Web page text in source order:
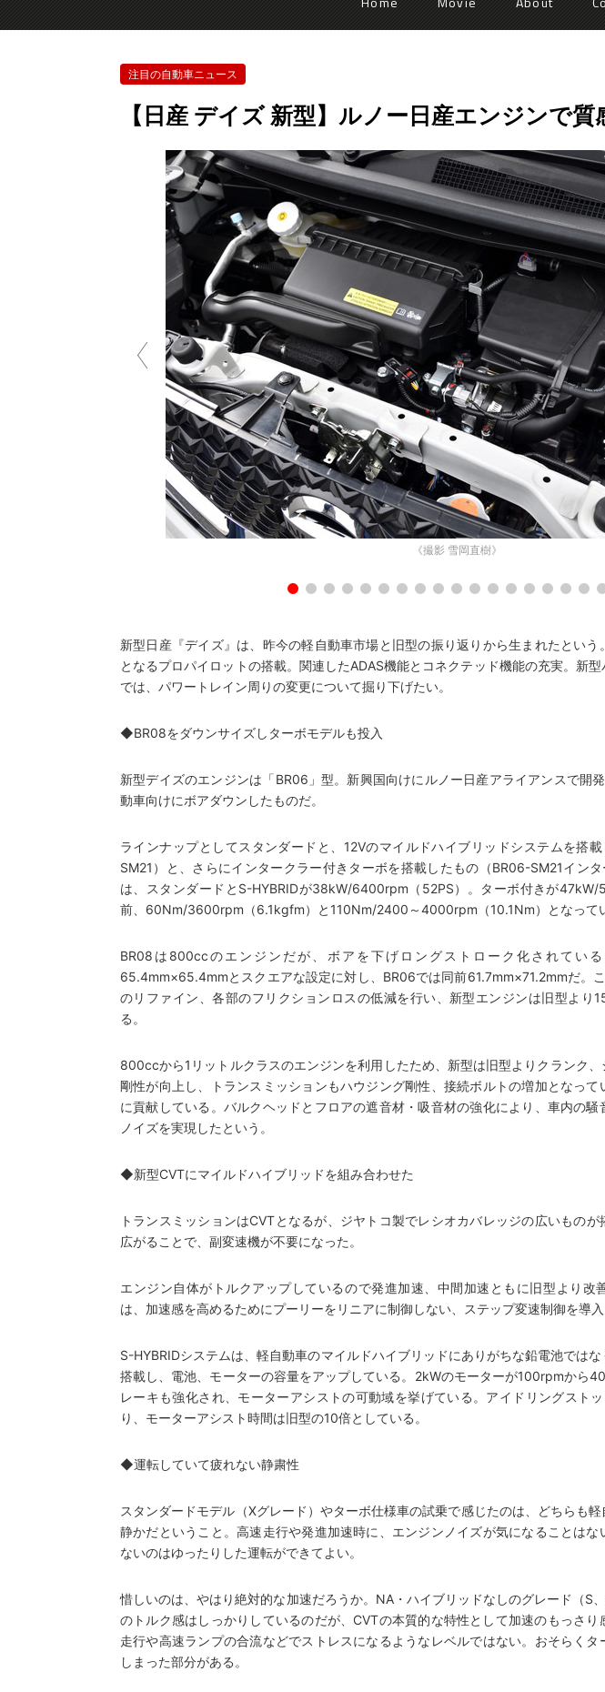
注目の自動車ニュース
【日産 デイズ 新型】ルノー日産エンジンで質
《撮影 雪岡直樹》
新型日産『デイズ』は、昨今の軽自動車市場と旧型の振り返りから生まれたとい
となるプロパイロットの搭載。関連したADAS機能とコネクテッド機能の充実。新
では、パワートレイン周りの変更について掘り下げたい。
◆BR08をダウンサイズしターボモデルも投入
新型デイズのエンジンは「BR06」型。新興国向けにルノー日産アライアンスで開
動車向けにボアダウンしたものだ。
ラインナップとしてスタンダードと、12Vのマイルドハイブリッドシステムを搭
SM21）と、さらにインタークラー付きターボを搭載したもの（BR06-SM21イン
は、スタンダードとS-HYBRIDが38kW/6400rpm（52PS）。ターボ付きが
前、60Nm/3600rpm（6.1kgfm）と110Nm/2400～4000rpm（10.1Nm）となって
BR08は800ccのエンジンだが、ボアを下げロングストローク化されてい
65.4mm×65.4mmとスクエアな設定に対し、BR06では同前61.7mm×71.2mmだ。
のリファイン、各部のフリクションロスの低減を行い、新型エンジンは旧型より
る。
800ccから1リットルクラスのエンジンを利用したため、新型は旧型よりクランク
剛性が向上し、トランスミッションもハウジング剛性、接続ボルトの増加となっ
に貢献している。バルクヘッドとフロアの遮音材・吸音材の強化により、車内の
ノイズを実現したという。
◆新型CVTにマイルドハイブリッドを組み合わせた
トランスミッションはCVTとなるが、ジヤトコ製でレシオカバレッジの広いもの
広がることで、副変速機が不要になった。
エンジン自体がトルクアップしているので発進加速、中間加速ともに旧型より改
は、加速感を高めるためにプーリーをリニアに制御しない、ステップ変速制御を導入
S-HYBRIDシステムは、軽自動車のマイルドハイブリッドにありがちな鉛電池では
搭載し、電池、モーターの容量をアップしている。2kWのモーターが100rpmから
レーキも強化され、モーターアシストの可動域を挙げている。アイドリングスト
り、モーターアシスト時間は旧型の10倍としている。
◆運転していて疲れない静粛性
スタンダードモデル（Xグレード）やターボ仕様車の試乗で感じたのは、どちらも
静かだということ。高速走行や発進加速時に、エンジンノイズが気になることはな
ないのはゆったりした運転ができてよい。
惜しいのは、やはり絶対的な加速だろうか。NA・ハイブリッドなしのグレード（S
のトルク感はしっかりしているのだが、CVTの本質的な特性として加速のもっさり
走行や高速ランプの合流などでストレスになるようなレベルではない。おそらく
しまった部分がある。